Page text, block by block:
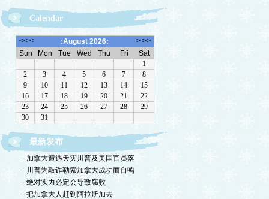
Calendar
最新发布
· 加拿大遭遇天灾川普及美国官员落
· 川普为敲诈勒索加拿大成功而自鸣
· 绝对实力必定会导致腐败
· 把加拿大人赶到阿拉斯加去